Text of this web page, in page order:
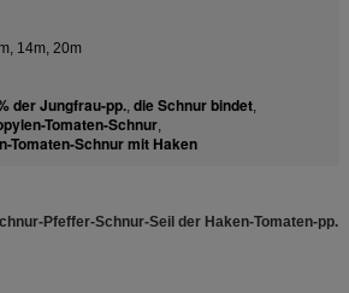
14m, 20m
der Jungfrau-pp., die Schnur bindet,
Tomaten-Schnur,
Tomaten-Schnur mit Haken
Pfeffer-Schnur-Seil der Haken-Tomaten-pp.